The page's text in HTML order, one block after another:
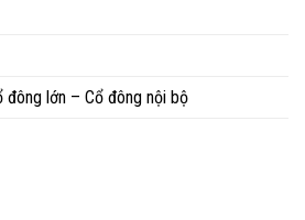
lớn – Cổ đông nội bộ